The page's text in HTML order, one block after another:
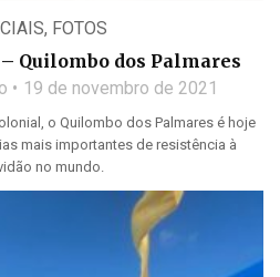
, FOTOS
Quilombo dos Palmares
19 de novembro de 2021
o Quilombo dos Palmares é hoje
mais importantes de resistência à
no mundo.